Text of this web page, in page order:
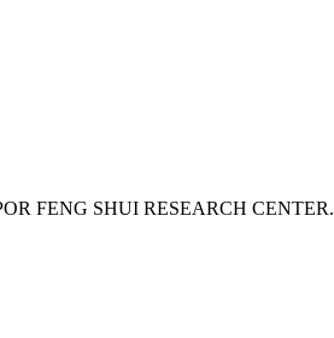
FENG SHUI RESEARCH CENTER.